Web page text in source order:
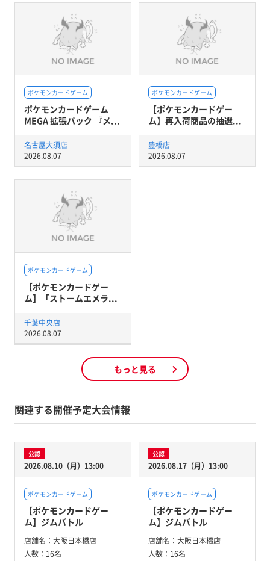
ポケモンカードゲーム
ポケモンカードゲーム
MEGA 拡張パック 『メ...
名古屋大須店
2026.08.07
ポケモンカードゲーム
【ポケモンカードゲー
ム】再入荷商品の抽選...
豊橋店
2026.08.07
ポケモンカードゲーム
【ポケモンカードゲー
ム】「ストームエメラ...
千葉中央店
2026.08.07
もっと見る
関連する開催予定大会情報
公認
2026.08.10（月）13:00
ポケモンカードゲーム
【ポケモンカードゲー
ム】ジムバトル
店舗名： 大阪日本橋店
人数： 16名
公認
2026.08.17（月）13:00
ポケモンカードゲーム
【ポケモンカードゲー
ム】ジムバトル
店舗名： 大阪日本橋店
人数： 16名